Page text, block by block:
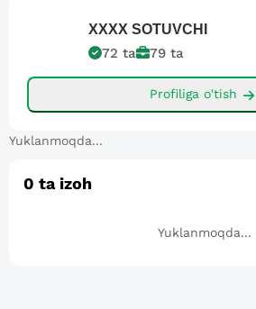
XXXX SOTUVCHI
72 ta 79 ta
Profiliga o'tish
Yuklanmoqda...
0 ta izoh
Yuklanmoqda...